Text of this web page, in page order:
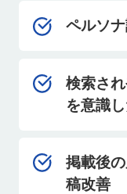
ペルソ
検索さ
を意識
掲載後
稿改善